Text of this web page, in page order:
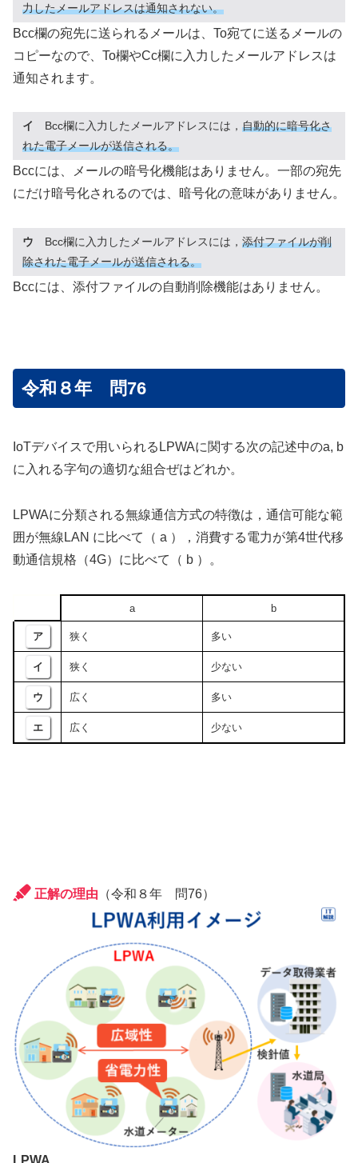
力したメールアドレスは通知されない。
Bcc欄の宛先に送られるメールは、To宛てに送るメールの
コピーなので、To欄やCc欄に入力したメールアドレスは
通知されます。
イ Bcc欄に入力したメールアドレスには， 自動的に暗号化さ
れた電子メールが送信される。
Bccには、メールの暗号化機能はありません。一部の宛先
にだけ暗号化されるのでは、暗号化の意味がありません。
ウ Bcc欄に入力したメールアドレスには， 添付ファイルが削
除された電子メールが送信される。
Bccには、添付ファイルの自動削除機能はありません。
令和８年 問76
IoTデバイスで用いられるLPWAに関する次の記述中のa, b
に入れる字句の適切な組合ぜはどれか。
LPWAに分類される無線通信方式の特徴は，通信可能な範
囲が無線LAN に比べて（ a ），消費する電力が第4世代移
動通信規格（4G）に比べて（ b ）。
a b
ア 狭く 多い
イ 狭く 少ない
ウ 広く 多い
エ 広く 少ない
正解の理由 （令和８年 問76）
LPWA